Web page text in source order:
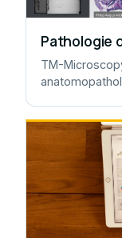
Pathologie
TM-